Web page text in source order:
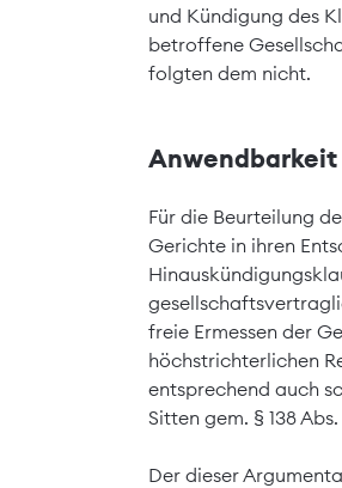
und Kündigung des
betroffene
folgten dem nicht.
Anwendbarkeit
Für die Beurteilung
Gerichte in ihren
freie Ermessen der
höchstrichterlichen
entsprechend auch
Sitten gem. § 138
Der dieser